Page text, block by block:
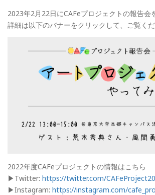
2023年2月22日にCAFeプロジェクトの報告会
詳細は以下のバナーをクリックして、ご覧くだ
2022年度CAFeプロジェクトの情報はこちら
▶︎Twitter: https://twitter.com/
▶︎Instagram: https://instagram.com/